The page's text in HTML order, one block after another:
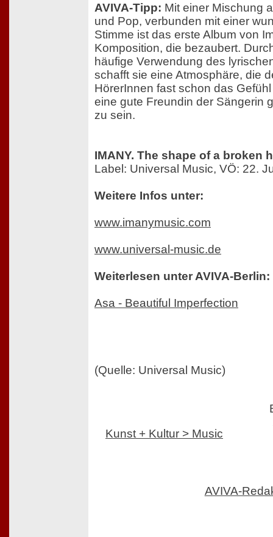
AVIVA-Tipp: Mit einer Mischung
und Pop, verbunden mit einer
Stimme ist das erste Album von
Komposition, die bezaubert.
häufige Verwendung des
schafft sie eine Atmosphäre, die
HörerInnen fast schon das
eine gute Freundin der Sängerin
zu sein.
IMANY. The shape of a broken
Label: Universal Music, VÖ: 22.
Weitere Infos unter:
www.imanymusic.com
www.universal-music.de
Weiterlesen unter AVIVA-Berlin:
Asa - Beautiful Imperfection
(Quelle: Universal Music)
Kunst + Kultur > Music
AVIVA-